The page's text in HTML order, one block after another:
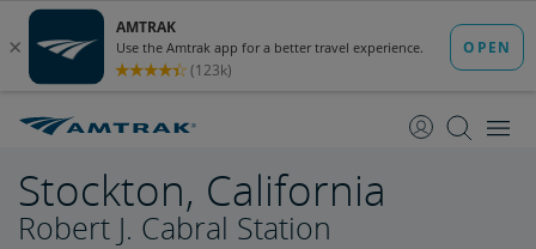
Contenido
Navegación
Stockton, California
Robert J. Cabral Station